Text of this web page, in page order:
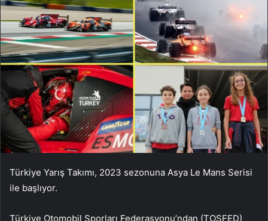
Türkiye Yarış Takımı, 2023 sezonuna Asya Le Mans Serisi
ile başlıyor.
Türkiye Otomobil Sporları Federasyonu’ndan (TOSFED)